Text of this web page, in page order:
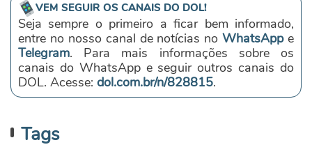
VEM SEGUIR OS CANAIS DO DOL!
Seja sempre o primeiro a ficar bem informado,
entre no nosso canal de notícias noWhatsAppe
Telegram. Para mais informações sobre os
canais do WhatsApp e seguir outros canais do
DOL. Acesse: dol.com.br/n/828815.
Tags